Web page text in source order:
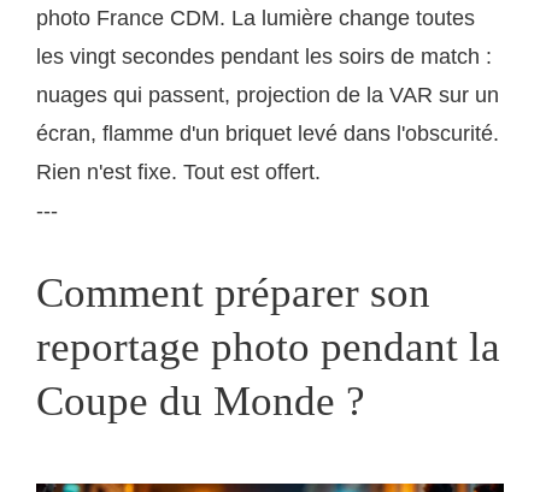
photo France CDM. La lumière change toutes
les vingt secondes pendant les soirs de match :
nuages qui passent, projection de la VAR sur un
écran, flamme d'un briquet levé dans l'obscurité.
Rien n'est fixe. Tout est offert.
---
Comment préparer son
reportage photo pendant la
Coupe du Monde ?